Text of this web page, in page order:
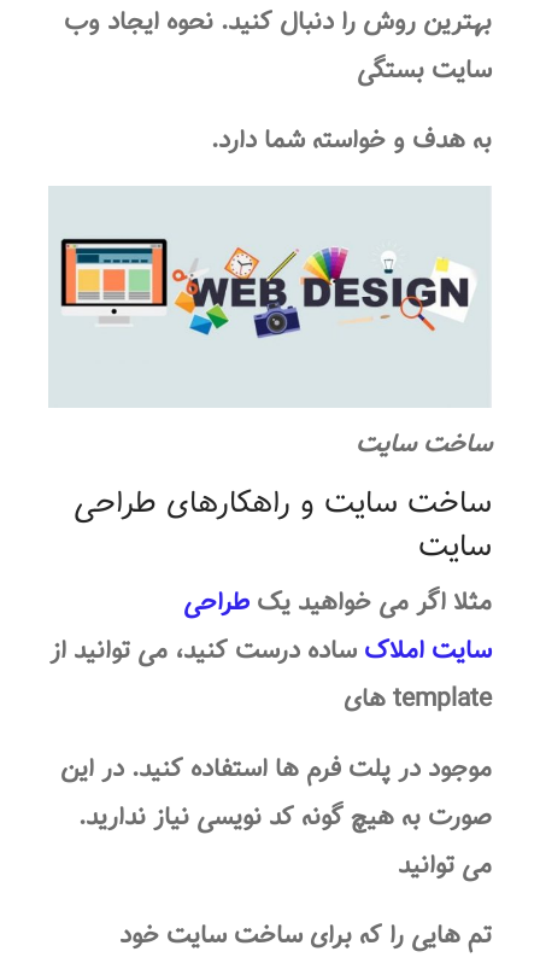
بهترین روش را دنبال کنید. نحوه ایجادوب
سایت بستگی
به هدف و خواسته شما دارد.
ساخت سایت
ساخت سایت و راهکارهای طراحی
سایت
مثلا اگر می خواهید یکطراحی
سایت املاک ساده درست کنید، می توانید از
template های
موجود در پلت فرم ها استفاده کنید. در این
صورت به هیچ گونه کد نویسی نیاز ندارید.
می توانید
تم هایی را که برایساخت سایت خود